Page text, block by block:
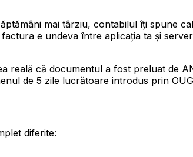
mai târziu, contabilul îți spune
e undeva între aplicația ta și
reală că documentul a fost preluat de
de 5 zile lucrătoare introdus prin
diferite: